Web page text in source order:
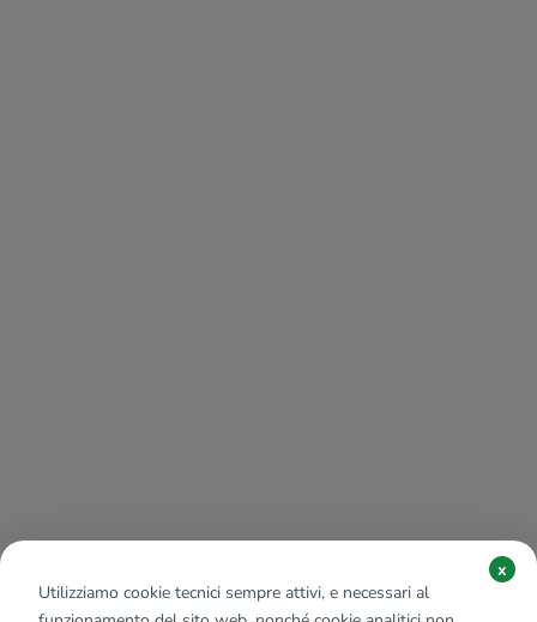
Utilizziamo cookie tecnici sempre attivi, e necessari al
x